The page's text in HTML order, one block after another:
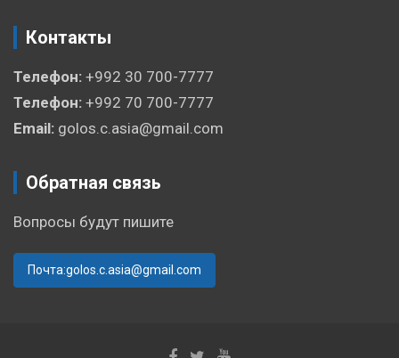
Контакты
Телефон: +992 30 700-7777
Телефон: +992 70 700-7777
Email: golos.c.asia@gmail.com
Обратная связь
Вопросы будут пишите
Почта:golos.c.asia@gmail.com